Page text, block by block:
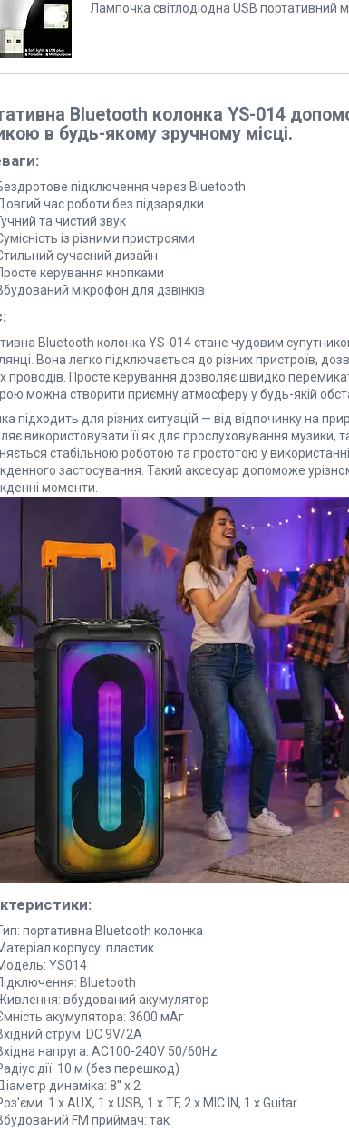
Лампочка світлодіодна USB портативний
Bluetooth колонка YS-014
в будь-якому зручному місці.
підключення через Bluetooth
час роботи без підзарядки
та чистий звук
із різними пристроями
сучасний дизайн
керування кнопками
мікрофон для дзвінків
Bluetooth колонка YS-014 стане чудовим
Вона легко підключається до різних пристроїв,
проводів. Просте керування дозволяє швидко
можна створити приємну атмосферу у будь-якій
підходить для різних ситуацій — від відпочинку на
використовувати її як для прослуховування музики,
стабільною роботою та простотою у
застосування. Такий аксесуар допоможе
моменти.
портативна Bluetooth колонка
корпусу: пластик
YS014
Bluetooth
вбудований акумулятор
акумулятора: 3600 мАг
струм: DC 9V/2А
напруга: AC100-240V 50/60Hz
дії: 10 м (без перешкод)
динаміка: 8'' x 2
1 x AUX, 1 x USB, 1 x TF, 2 x MIC IN, 1 x Guitar
FM приймач: так